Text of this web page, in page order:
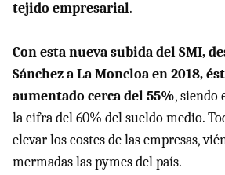
tejido empresarial.
Con esta nueva subida del SMI,
Sánchez a La Moncloa en 2018,
aumentado cerca del 55%, siendo
la cifra del 60% del sueldo medio.
elevar los costes de las empresas,
mermadas las pymes del país.